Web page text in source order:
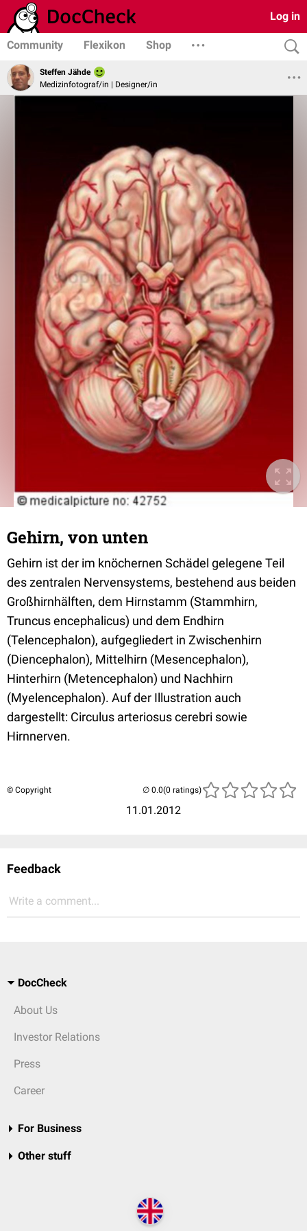
Log in
Community Flexikon Shop
Steffen Jähde
Medizinfotograf/in | Designer/in
Gehirn, von unten
Gehirn ist der im knöchernen Schädel gelegene Teil
des zentralen Nervensystems, bestehend aus beiden
Großhirnhälften, dem Hirnstamm (Stammhirn,
Truncus encephalicus) und dem Endhirn
(Telencephalon), aufgegliedert in Zwischenhirn
(Diencephalon), Mittelhirn (Mesencephalon),
Hinterhirn (Metencephalon) und Nachhirn
(Myelencephalon). Auf der Illustration auch
dargestellt: Circulus arteriosus cerebri sowie
Hirnnerven.
© Copyright
11.01.2012
(0 ratings)
Feedback
Write a comment...
DocCheck
About Us
Investor Relations
Press
Career
For Business
Other stuff